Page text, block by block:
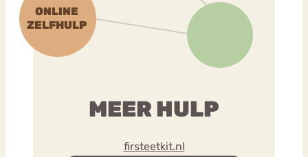
MEER HULP
firsteetkit.nl